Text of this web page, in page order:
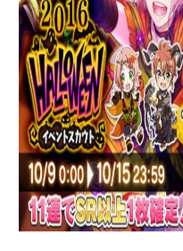
ギャラリー